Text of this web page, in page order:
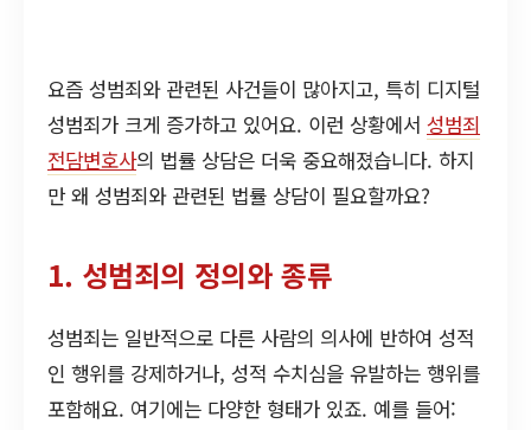
요즘 성범죄와 관련된 사건들이 많아지고, 특히 디지털
성범죄가 크게 증가하고 있어요. 이런 상황에서 성범죄
전담변호사의 법률 상담은 더욱 중요해졌습니다. 하지
만 왜 성범죄와 관련된 법률 상담이 필요할까요?
1. 성범죄의 정의와 종류
성범죄는 일반적으로 다른 사람의 의사에 반하여 성적
인 행위를 강제하거나, 성적 수치심을 유발하는 행위를
포함해요. 여기에는 다양한 형태가 있죠. 예를 들어: